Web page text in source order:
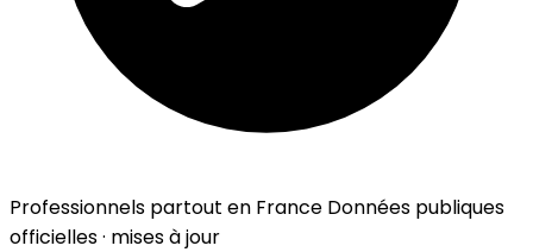
Professionnels partout en France Données publiques
officielles · mises à jour